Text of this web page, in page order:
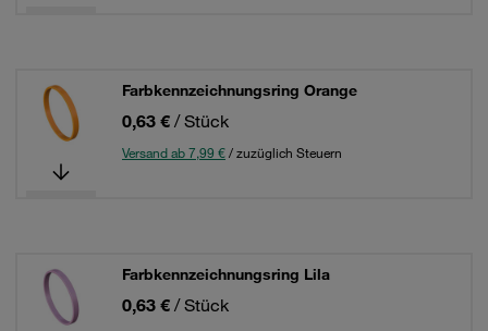
Farbkennzeichnungsring Orange
0,63 € / Stück
Versand ab 7,99 €/ zuzüglich Steuern
Farbkennzeichnungsring Lila
0,63 € / Stück